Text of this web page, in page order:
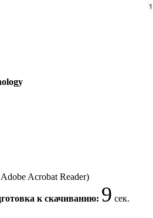
Acrobat Reader)
к скачиванию: 9 сек.